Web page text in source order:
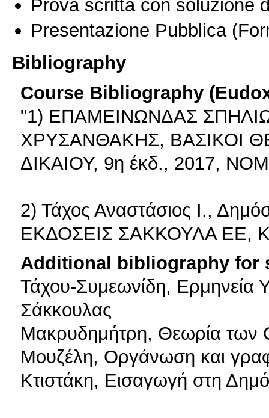
Prova scritta con soluzione
Presentazione Pubblica
Bibliography
Course Bibliography
"1) ΕΠΑΜΕΙΝΩΝΔΑΣ
ΧΡΥΣΑΝΘΑΚΗΣ, ΒΑΣΙΚΟΙ
ΔΙΚΑΙΟΥ, 9η έκδ., 2017,
2) Τάχος Αναστάσιος Ι.,
ΕΚΔΟΣΕΙΣ ΣΑΚΚΟΥΛΑ ΕΕ,
Additional bibliography for
Τάχου-Συμεωνίδη, Ερμηνεία
Σάκκουλας
Μακρυδημήτρη, Θεωρία
Μουζέλη, Οργάνωση και
Κτιστάκη, Εισαγωγή στη